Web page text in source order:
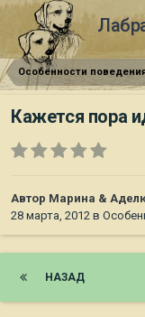
Особенности
Кажется пора
Автор Марина &
28 марта, 2012 в
НАЗАД